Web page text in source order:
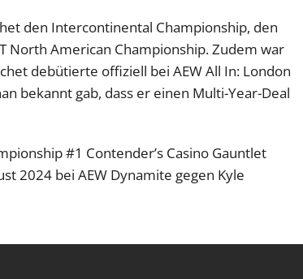
den Intercontinental Championship, den
North American Championship. Zudem war
debütierte offiziell bei AEW All In: London
bekannt gab, dass er einen Multi-Year-Deal
#1 Contender’s Casino Gauntlet
2024 bei AEW Dynamite gegen Kyle